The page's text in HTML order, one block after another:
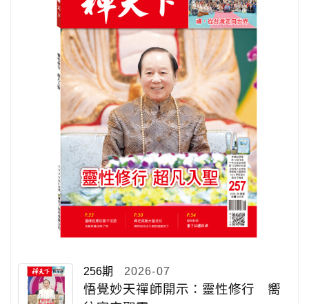
256期 2026-07
悟覺妙天禪師開示：靈性修行 嚮